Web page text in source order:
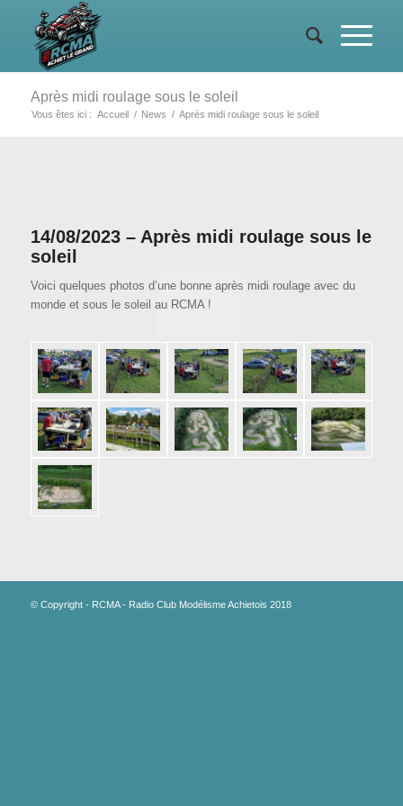
Après midi roulage sous le soleil
Vous êtes ici : Accueil / News / Après midi roulage sous le soleil
14/08/2023 – Après midi roulage sous le
soleil
Voici quelques photos d’une bonne après midi roulage avec du
monde et sous le soleil au RCMA !
© Copyright - RCMA - Radio Club Modélisme Achietois 2018